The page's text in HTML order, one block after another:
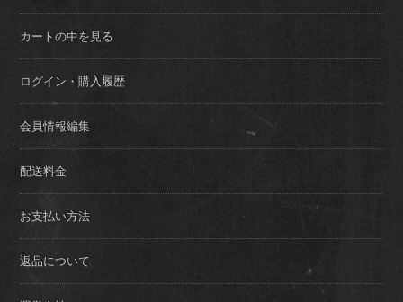
カートの中を見る
ログイン・購入履歴
会員情報編集
配送料金
お支払い方法
返品について